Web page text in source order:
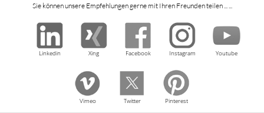
Sie können unsere Empfehlungen gerne mit Ihren Freunden teilen ... ...
Linkedin Xing Facebook Instagram Youtube
Vimeo Twitter Pinterest